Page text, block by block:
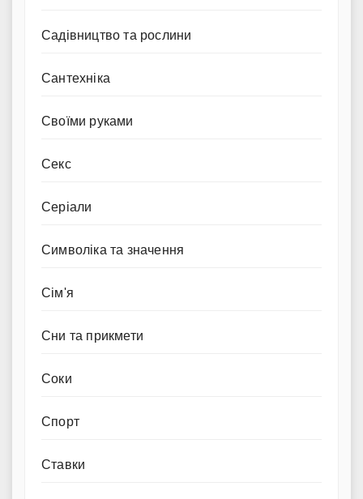
Садівництво та рослини
Сантехніка
Своїми руками
Секс
Серіали
Символіка та значення
Сім'я
Сни та прикмети
Соки
Спорт
Ставки